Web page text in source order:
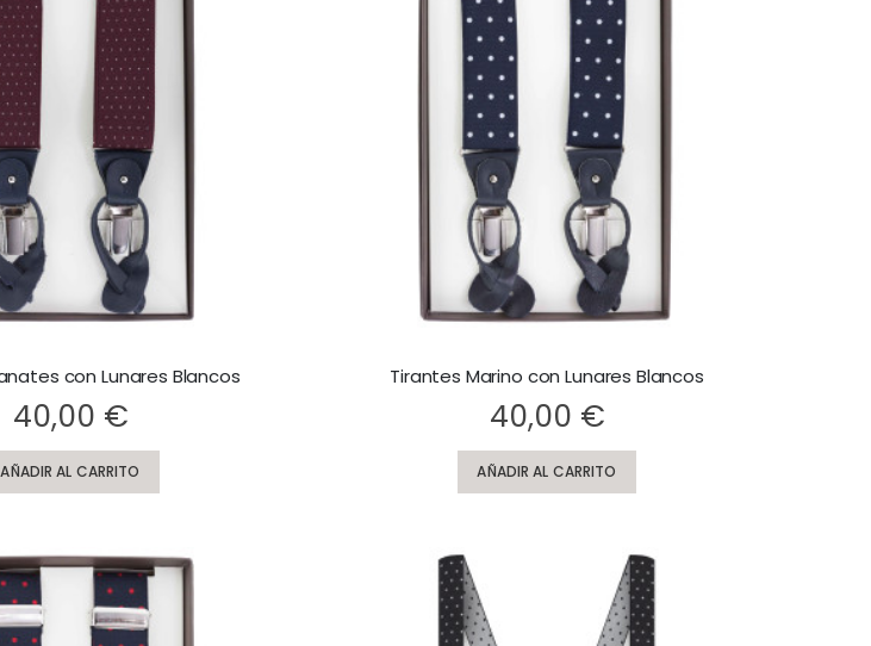
con Lunares Blancos
40,00 €
AÑADIR AL CARRITO
Tirantes Marino con Lunares Blancos
40,00 €
AÑADIR AL CARRITO